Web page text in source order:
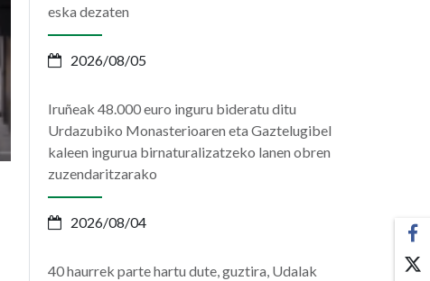
eska dezaten
2026/08/05
Iruñeak 48.000 euro inguru bideratu ditu
Urdazubiko Monasterioaren eta Gaztelugibel
kaleen ingurua birnaturalizatzeko lanen obren
zuzendaritzarako
2026/08/04
40 haurrek parte hartu dute, guztira, Udalak